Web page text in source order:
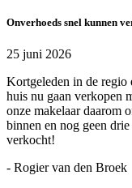
Onverhoeds snel kunnen
25 juni 2026
Kortgeleden in de regio
huis nu gaan verkopen
onze makelaar daarom
binnen en nog geen
verkocht!
- Rogier van den Broek